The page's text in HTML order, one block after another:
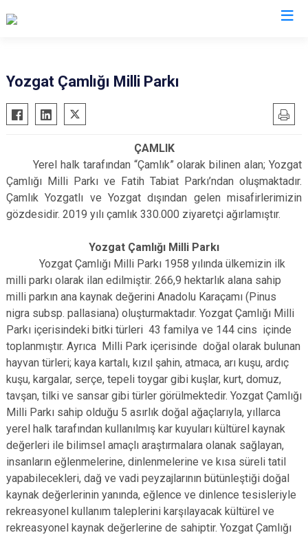
Yozgat Çamlığı Milli Parkı
ÇAMLIK
Yerel halk tarafından “Çamlık” olarak bilinen alan; Yozgat
Çamlığı Milli Parkı ve Fatih Tabiat Parkı’ndan oluşmaktadır.
Çamlık Yozgatlı ve Yozgat dışından gelen misafirlerimizin
gözdesidir. 2019 yılı çamlık 330.000 ziyaretçi ağırlamıştır.
Yozgat Çamlığı Milli Parkı
Yozgat Çamlığı Milli Parkı 1958 yılında ülkemizin ilk
milli parkı olarak ilan edilmiştir. 266,9 hektarlık alana sahip
milli parkın ana kaynak değerini Anadolu Karaçamı (Pinus
nigra subsp. pallasiana) oluşturmaktadır. Yozgat Çamlığı Milli
Parkı içerisindeki bitki türleri 43 familya ve 144 cins içinde
toplanmıştır. Ayrıca Milli Park içerisinde doğal olarak bulunan
hayvan türleri; kaya kartalı, kızıl şahin, atmaca, arı kuşu, ardıç
kuşu, kargalar, serçe, tepeli toygar gibi kuşlar, kurt, domuz,
tavşan, tilki ve sansar gibi türler görülmektedir. Yozgat Çamlığı
Milli Parkı sahip olduğu 5 asırlık doğal ağaçlarıyla, yıllarca
yerel halk tarafından kullanılmış kar kuyuları kültürel kaynak
değerleri ile bilimsel amaçlı araştırmalara olanak sağlayan,
insanların eğlenmelerine, dinlenmelerine ve kısa süreli tatil
yapabilecekleri, dağ ve vadi peyzajlarının bütünleştiği doğal
kaynak değerlerinin yanında, eğlence ve dinlence tesisleriyle
rekreasyonel kullanım taleplerini karşılayacak kültürel ve
rekreasyonel kaynak değerlerine de sahiptir. Yozgat Çamlığı